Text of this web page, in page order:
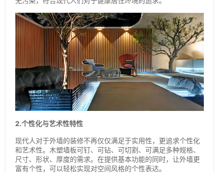
2.个性化与艺术性特性
现代人对于外墙的装修不再仅仅满足于实用性，更追求个性化
和艺术性。木塑墙板可钉、可钻、可切割、可满足多种规格、
尺寸、形状、厚度的需求。在提供基本功能的同时，让外墙更
富有个性，可以轻松实现对空间风格的个性表达。